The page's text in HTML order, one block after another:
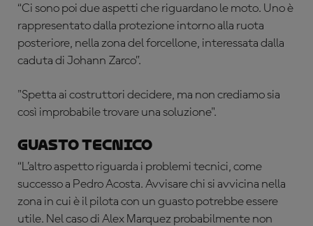
“Ci sono poi due aspetti che riguardano le moto. Uno è
rappresentato dalla protezione intorno alla ruota
posteriore, nella zona del forcellone, interessata dalla
caduta di Johann Zarco”.
"Spetta ai costruttori decidere, ma non crediamo sia
così improbabile trovare una soluzione".
Guasto tecnico
“L’altro aspetto riguarda i problemi tecnici, come
successo a Pedro Acosta. Avvisare chi si avvicina nella
zona in cui è il pilota con un guasto potrebbe essere
utile. Nel caso di Alex Marquez probabilmente non